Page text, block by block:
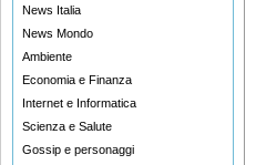
News Italia
News Mondo
Ambiente
Economia e Finanza
Internet e Informatica
Scienza e Salute
Gossip e personaggi